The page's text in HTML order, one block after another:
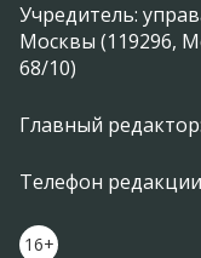
Учредитель:
Москвы (119296,
68/10)
Главный
Телефон
16+